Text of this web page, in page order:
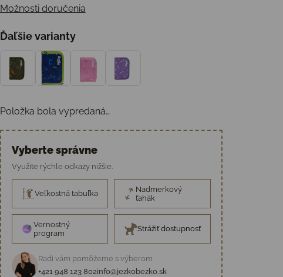
Možnosti doručenia
Ďaľšie varianty
Položka bola vypredaná…
Vyberte správne
Využite rýchle odkazy nižšie.
Veľkostná tabuľka
Nadmerkový
ťahák
Vernostný
program
Strážiť dostupnosť
Radi vám pomôžeme s výberom
+421 948 123 802info@jezkobezko.sk